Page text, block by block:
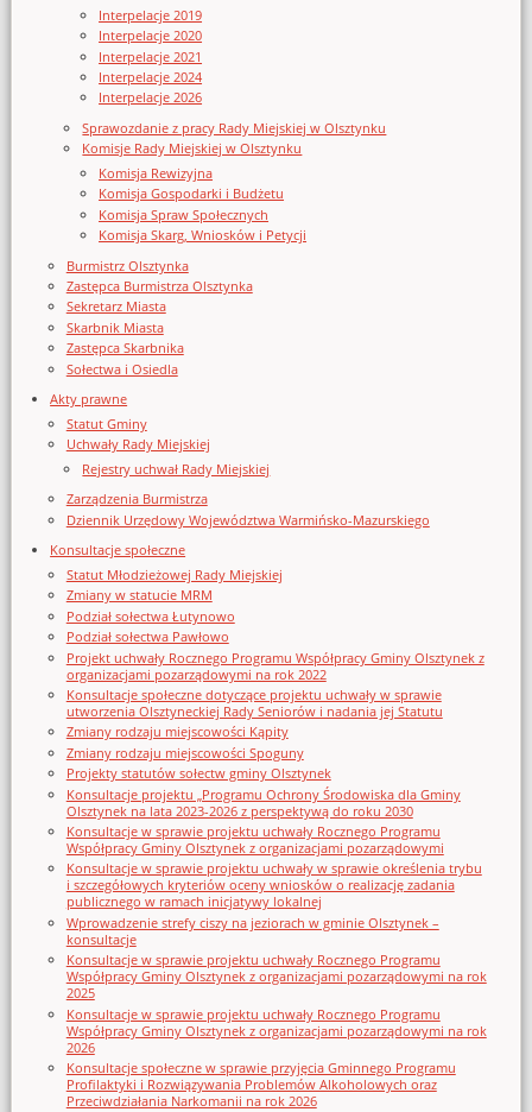
Interpelacje 2019
Interpelacje 2020
Interpelacje 2021
Interpelacje 2024
Interpelacje 2026
Sprawozdanie z pracy Rady Miejskiej w Olsztynku
Komisje Rady Miejskiej w Olsztynku
Komisja Rewizyjna
Komisja Gospodarki i Budżetu
Komisja Spraw Społecznych
Komisja Skarg, Wniosków i Petycji
Burmistrz Olsztynka
Zastępca Burmistrza Olsztynka
Sekretarz Miasta
Skarbnik Miasta
Zastępca Skarbnika
Sołectwa i Osiedla
Akty prawne
Statut Gminy
Uchwały Rady Miejskiej
Rejestry uchwał Rady Miejskiej
Zarządzenia Burmistrza
Dziennik Urzędowy Województwa Warmińsko-Mazurskiego
Konsultacje społeczne
Statut Młodzieżowej Rady Miejskiej
Zmiany w statucie MRM
Podział sołectwa Łutynowo
Podział sołectwa Pawłowo
Projekt uchwały Rocznego Programu Współpracy Gminy Olsztynek z
organizacjami pozarządowymi na rok 2022
Konsultacje społeczne dotyczące projektu uchwały w sprawie
utworzenia Olsztyneckiej Rady Seniorów i nadania jej Statutu
Zmiany rodzaju miejscowości Kąpity
Zmiany rodzaju miejscowości Spoguny
Projekty statutów sołectw gminy Olsztynek
Konsultacje projektu „Programu Ochrony Środowiska dla Gminy
Olsztynek na lata 2023-2026 z perspektywą do roku 2030
Konsultacje w sprawie projektu uchwały Rocznego Programu
Współpracy Gminy Olsztynek z organizacjami pozarządowymi
Konsultacje w sprawie projektu uchwały w sprawie określenia trybu
i szczegółowych kryteriów oceny wniosków o realizację zadania
publicznego w ramach inicjatywy lokalnej
Wprowadzenie strefy ciszy na jeziorach w gminie Olsztynek –
konsultacje
Konsultacje w sprawie projektu uchwały Rocznego Programu
Współpracy Gminy Olsztynek z organizacjami pozarządowymi na rok
2025
Konsultacje w sprawie projektu uchwały Rocznego Programu
Współpracy Gminy Olsztynek z organizacjami pozarządowymi na rok
2026
Konsultacje społeczne w sprawie przyjęcia Gminnego Programu
Profilaktyki i Rozwiązywania Problemów Alkoholowych oraz
Przeciwdziałania Narkomanii na rok 2026